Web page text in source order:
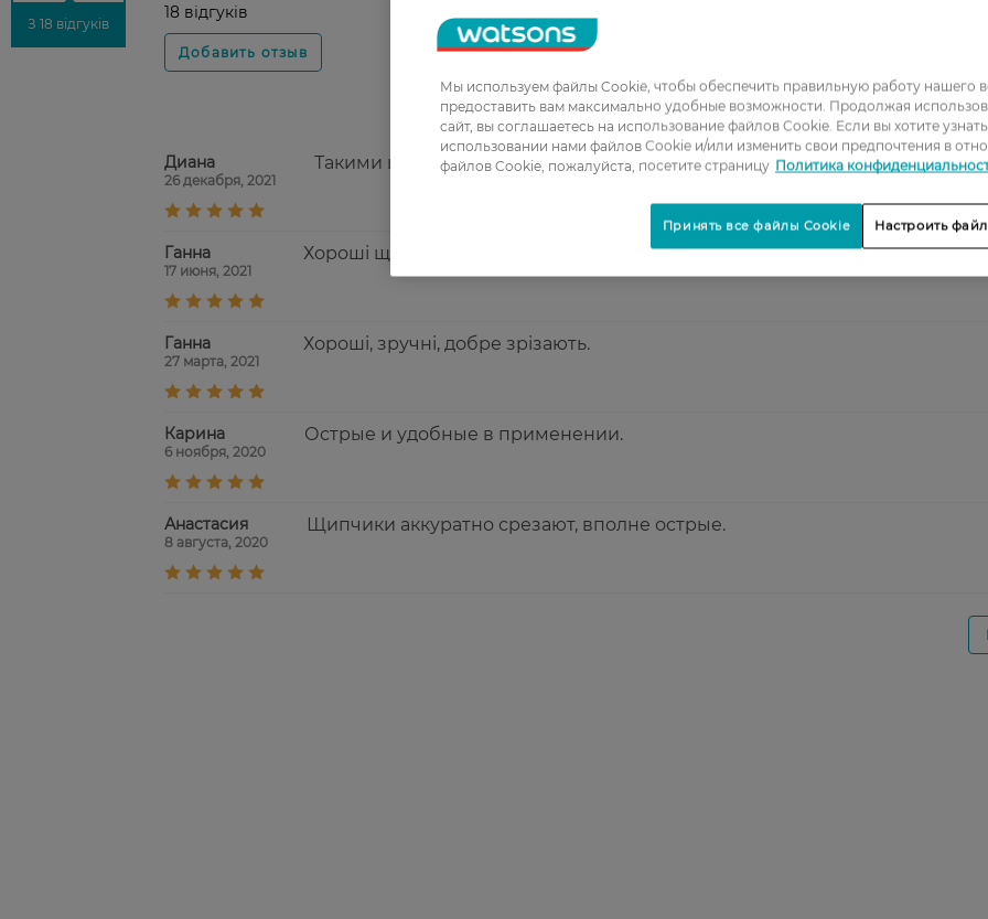
З 18 відгуків
18 відгуків
5
Диана
26 декабря, 2021
Такими щипчиками дуже зручно обрізати нігті на ногах.
Ганна
17 июня, 2021
Хороші щіпчики, досить гострі, добре зрізають.
Ганна
27 марта, 2021
Хороші, зручні, добре зрізають.
Карина
6 ноября, 2020
Острые и удобные в применении.
Анастасия
8 августа, 2020
Щипчики аккуратно срезают, вполне острые.
Мы используем файлы Cookie, чтобы обеспечить правильную работу нашего
предоставить вам максимально удобные возможности. Продолжая
сайт, вы соглашаетесь на использование файлов Cookie. Если вы хотите
использовании нами файлов Cookie и/или изменить свои предпочтения в
файлов Cookie, пожалуйста, посетите страницу Политика
Настроить
Принять все файлы Cookie